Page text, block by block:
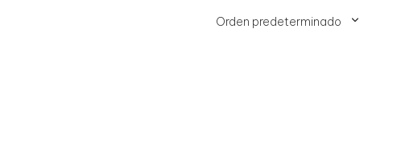
Orden predeterminado